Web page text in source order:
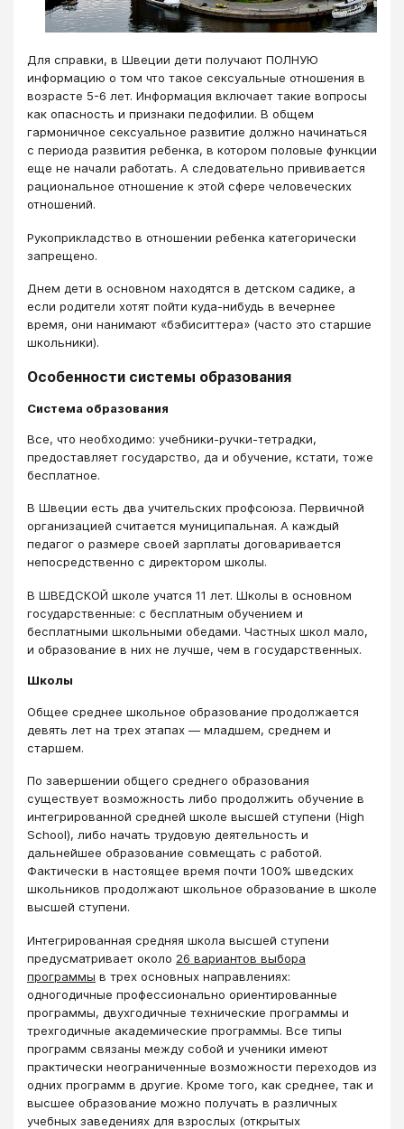
Для справки, в Швеции дети получают ПОЛНУЮ
информацию о том что такое сексуальные отношения в
возрасте 5-6 лет. Информация включает такие вопросы
как опасность и признаки педофилии. В общем
гармоничное сексуальное развитие должно начинаться
с периода развития ребенка, в котором половые функции
еще не начали работать. А следовательно прививается
рациональное отношение к этой сфере человеческих
отношений.
Рукоприкладство в отношении ребенка категорически
запрещено.
Днем дети в основном находятся в детском садике, а
если родители хотят пойти куда-нибудь в вечернее
время, они нанимают «бэбиситтера» (часто это старшие
школьники).
Особенности системы образования
Система образования
Все, что необходимо: учебники-ручки-тетрадки,
предоставляет государство, да и обучение, кстати, тоже
бесплатное.
В Швеции есть два учительских профсоюза. Первичной
организацией считается муниципальная. А каждый
педагог о размере своей зарплаты договаривается
непосредственно с директором школы.
В ШВЕДСКОЙ школе учатся 11 лет. Школы в основном
государственные: с бесплатным обучением и
бесплатными школьными обедами. Частных школ мало,
и образование в них не лучше, чем в государственных.
Школы
Общее среднее школьное образование продолжается
девять лет на трех этапах ― младшем, среднем и
старшем.
По завершении общего среднего образования
существует возможность либо продолжить обучение в
интегрированной средней школе высшей ступени (High
School), либо начать трудовую деятельность и
дальнейшее образование совмещать с работой.
Фактически в настоящее время почти 100% шведских
школьников продолжают школьное образование в школе
высшей ступени.
Интегрированная средняя школа высшей ступени
предусматривает около 26 вариантов выбора
программы в трех основных направлениях:
одногодичные профессионально ориентированные
программы, двухгодичные технические программы и
трехгодичные академические программы. Все типы
программ связаны между собой и ученики имеют
практически неограниченные возможности переходов из
одних программ в другие. Кроме того, как среднее, так и
высшее образование можно получать в различных
учебных заведениях для взрослых (открытых